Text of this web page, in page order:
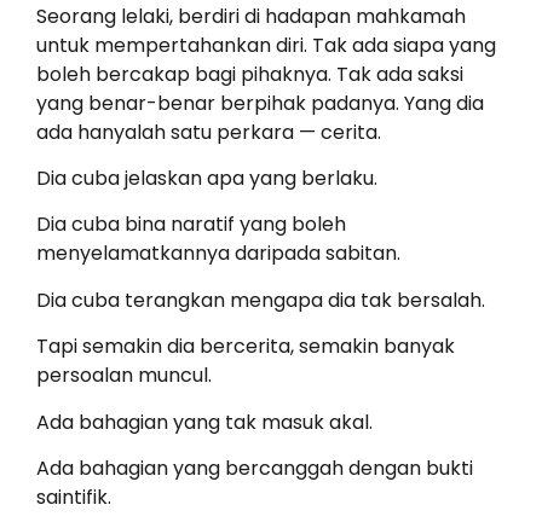
Seorang lelaki, berdiri di hadapan mahkamah
untuk mempertahankan diri. Tak ada siapa yang
boleh bercakap bagi pihaknya. Tak ada saksi
yang benar-benar berpihak padanya. Yang dia
ada hanyalah satu perkara — cerita.
Dia cuba jelaskan apa yang berlaku.
Dia cuba bina naratif yang boleh
menyelamatkannya daripada sabitan.
Dia cuba terangkan mengapa dia tak bersalah.
Tapi semakin dia bercerita, semakin banyak
persoalan muncul.
Ada bahagian yang tak masuk akal.
Ada bahagian yang bercanggah dengan bukti
saintifik.